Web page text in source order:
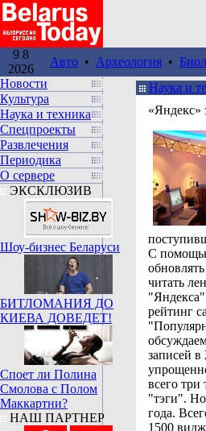
9 8
2026
Авто • Археология •
Новости
Культура
Наука и техника
Спецпроекты
Развлечения
Периодика
О сервере
ЭКСКЛЮЗИВ
Шоу-бизнес Беларуси
БИТЛОМАНИЯ ДО
КИЕВА ДОВЕДЕТ!
Споет ли Полина
Смолова с Полом
Маккартни?
НАШ ПАРТНЕР
Наука и
«Яндекс»
С
читать
рейтинг
записей
всего
"тэги".
года.
1500